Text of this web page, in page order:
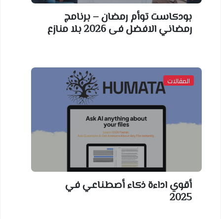
بودكاست توأم رمضان – برنامج
رمضاني الافضل فى 2026 بلا منازع
المقالات
أقوي اداءة ذكاء أصطناعي في
2025